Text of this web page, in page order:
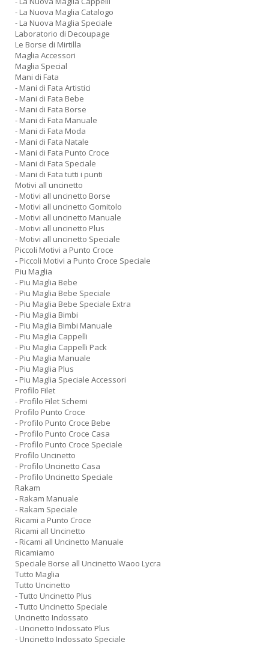
- La Nuova Maglia Catalogo
- La Nuova Maglia Speciale
Laboratorio di Decoupage
Le Borse di Mirtilla
Maglia Accessori
Maglia Special
Mani di Fata
- Mani di Fata Artistici
- Mani di Fata Bebe
- Mani di Fata Borse
- Mani di Fata Manuale
- Mani di Fata Moda
- Mani di Fata Natale
- Mani di Fata Punto Croce
- Mani di Fata Speciale
- Mani di Fata tutti i punti
Motivi all uncinetto
- Motivi all uncinetto Borse
- Motivi all uncinetto Gomitolo
- Motivi all uncinetto Manuale
- Motivi all uncinetto Plus
- Motivi all uncinetto Speciale
Piccoli Motivi a Punto Croce
- Piccoli Motivi a Punto Croce Speciale
Piu Maglia
- Piu Maglia Bebe
- Piu Maglia Bebe Speciale
- Piu Maglia Bebe Speciale Extra
- Piu Maglia Bimbi
- Piu Maglia Bimbi Manuale
- Piu Maglia Cappelli
- Piu Maglia Cappelli Pack
- Piu Maglia Manuale
- Piu Maglia Plus
- Piu Maglia Speciale Accessori
Profilo Filet
- Profilo Filet Schemi
Profilo Punto Croce
- Profilo Punto Croce Bebe
- Profilo Punto Croce Casa
- Profilo Punto Croce Speciale
Profilo Uncinetto
- Profilo Uncinetto Casa
- Profilo Uncinetto Speciale
Rakam
- Rakam Manuale
- Rakam Speciale
Ricami a Punto Croce
Ricami all Uncinetto
- Ricami all Uncinetto Manuale
Ricamiamo
Speciale Borse all Uncinetto Waoo Lycra
Tutto Maglia
Tutto Uncinetto
- Tutto Uncinetto Plus
- Tutto Uncinetto Speciale
Uncinetto Indossato
- Uncinetto Indossato Plus
- Uncinetto Indossato Speciale